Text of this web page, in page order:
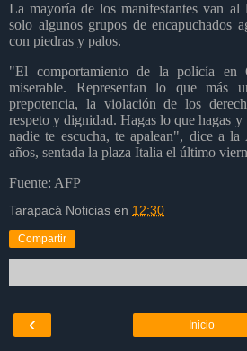
La mayoría de los manifestantes van
solo algunos grupos de encapuchados
con piedras y palos.
"El comportamiento de la policía en
miserable. Representan lo que más
prepotencia, la violación de los
respeto y dignidad. Hagas lo que hagas y
nadie te escucha, te apalean", dice a
años, sentada la plaza Italia el último
Fuente: AFP
Tarapacá Noticias en 12:30
Compartir
‹ Inicio